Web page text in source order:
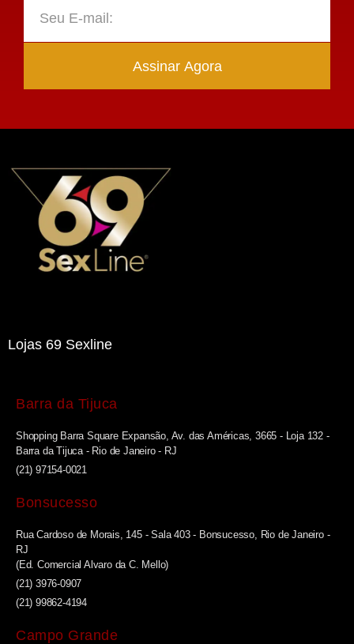
Assinar Agora
Lojas 69 Sexline
Barra da Tijuca
Shopping Barra Square Expansão, Av. das Américas, 3665 - Loja 132 -
Barra da Tijuca - Rio de Janeiro - RJ
(21) 97154-0021
Bonsucesso
Rua Cardoso de Morais, 145 - Sala 403 - Bonsucesso, Rio de Janeiro -
RJ
(Ed. Comercial Alvaro da C. Mello)
(21) 3976-0907
(21) 99862-4194
Campo Grande